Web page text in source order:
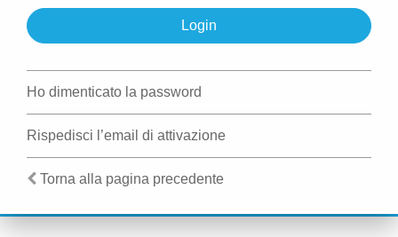
Ho dimenticato la password
Rispedisci l’email di attivazione
Torna alla pagina precedente